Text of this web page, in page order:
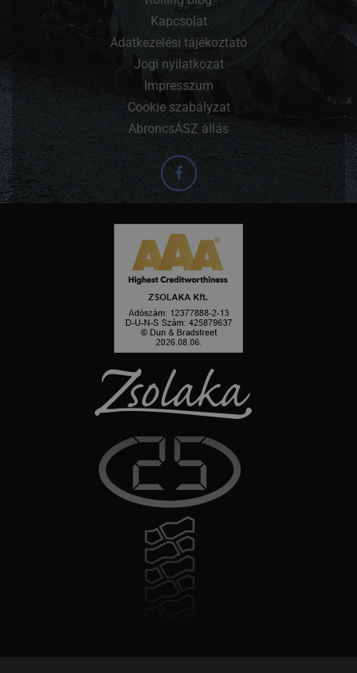
Kapcsolat
Adatkezelési tájékoztató
Jogi nyilatkozat
Impresszum
Cookie szabályzat
AbroncsÁSZ állás